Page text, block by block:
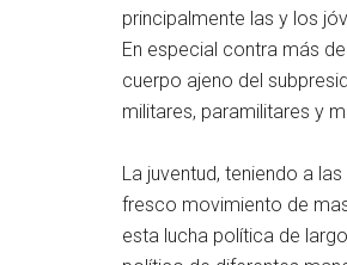
principalmente las y los
En especial contra más
cuerpo ajeno del
militares, paramilitares y
La juventud, teniendo a
fresco movimiento de
esta lucha política de